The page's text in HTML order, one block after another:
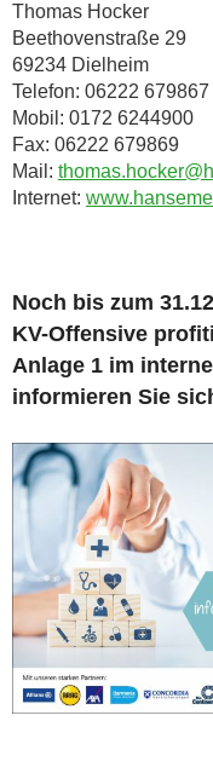
Thomas Hocker
Beethovenstraße 29
69234 Dielheim
Telefon: 06222 679867
Mobil: 0172 6244900
Fax: 06222 679869
Mail:
Internet:
Noch bis zum
KV-Offensive
Anlage 1 im
informieren Sie